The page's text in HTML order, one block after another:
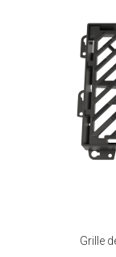
Grille